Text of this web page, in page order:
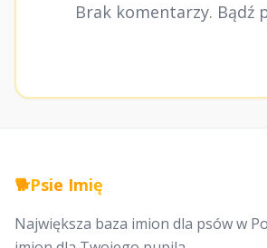
Brak komentarzy. Bądź
🐕Psie Imię
Największa baza imion dla psów w